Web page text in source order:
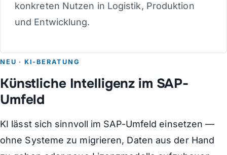
konkreten Nutzen in Logistik, Produktion
und Entwicklung.
NEU · KI-BERATUNG
Künstliche Intelligenz im SAP-
Umfeld
KI lässt sich sinnvoll im SAP-Umfeld einsetzen —
ohne Systeme zu migrieren, Daten aus der Hand